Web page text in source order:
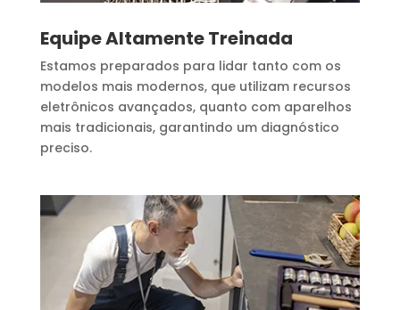
Equipe Altamente Treinada
Estamos preparados para lidar tanto com os
modelos mais modernos, que utilizam recursos
eletrônicos avançados, quanto com aparelhos
mais tradicionais, garantindo um diagnóstico
preciso.